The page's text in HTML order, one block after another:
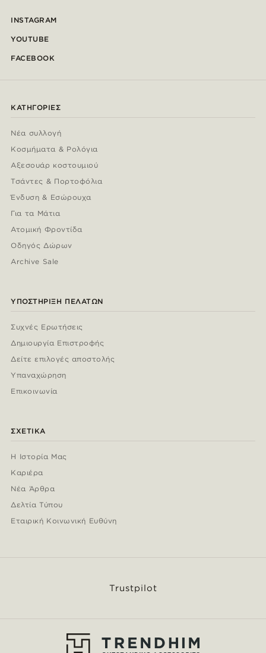
INSTAGRAM
YOUTUBE
FACEBOOK
ΚΑΤΗΓΟΡΊΕΣ
Νέα συλλογή
Κοσμήματα & Ρολόγια
Αξεσουάρ κοστουμιού
Τσάντες & Πορτοφόλια
Ένδυση & Εσώρουχα
Για τα Μάτια
Ατομική Φροντίδα
Οδηγός Δώρων
Archive Sale
ΥΠΟΣΤΉΡΙΞΗ ΠΕΛΑΤΏΝ
Συχνές Ερωτήσεις
Δημιουργία Επιστροφής
Δείτε επιλογές αποστολής
Υπαναχώρηση
Επικοινωνία
ΣΧΕΤΙΚΆ
Η Ιστορία Μας
Καριέρα
Νέα Άρθρα
Δελτία Τύπου
Εταιρική Κοινωνική Ευθύνη
Trustpilot